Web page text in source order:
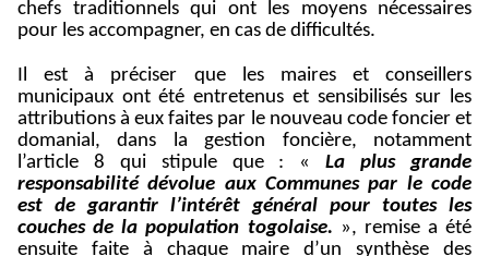
chefs traditionnels qui ont les moyens nécessaires
pour les accompagner, en cas de difficultés.
Il est à préciser que les maires et conseillers
municipaux ont été entretenus et sensibilisés sur les
attributions à eux faites par le nouveau code foncier et
domanial, dans la gestion foncière, notamment
l’article 8 qui stipule que : «La plus grande
responsabilité dévolue aux Communes par le code
est de garantir l’intérêt général pour toutes les
couches de la population togolaise. », remise a été
ensuite faite à chaque maire d’un synthèse des